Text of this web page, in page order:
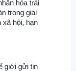
hóa trải
trong giai
xã hội, hạn
giới gửi tin